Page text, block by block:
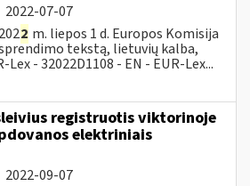
2022-07-07
2 m. liepos 1 d. Europos Komisija
tekstą, lietuvių kalba,
- 32022D1108 - EN - EUR-Lex...
registruotis viktorinoje
elektriniais
2022-09-07